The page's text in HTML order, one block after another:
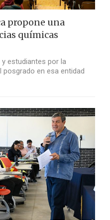
propone una
químicas
estudiantes por la
en esa entidad